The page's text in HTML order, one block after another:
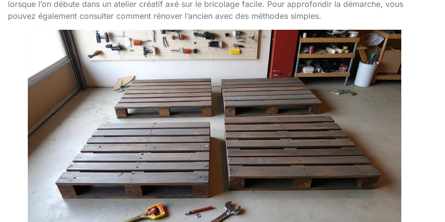
lorsque l’on débute dans un atelier créatif axé sur le bricolage facile. Pour approfondir la démarche, vous
pouvez également consulter comment rénover l’ancien avec des méthodes simples.